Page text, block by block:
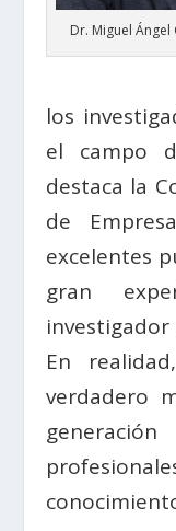
Dr. Miguel Ángel
los
el campo
destaca la
de
excelentes
gran
En
verdadero